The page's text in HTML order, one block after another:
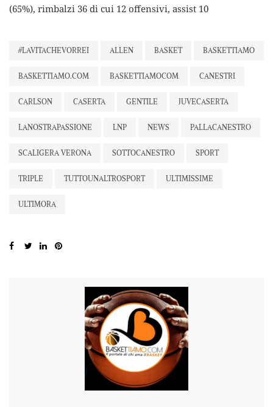
(65%), rimbalzi 36 di cui 12 offensivi, assist 10
#LAVITACHEVORREI ALLEN BASKET BASKETTIAMO
BASKETTIAMO.COM BASKETTIAMOCOM CANESTRI
CARLSON CASERTA GENTILE JUVECASERTA
LANOSTRAPASSIONE LNP NEWS PALLACANESTRO
SCALIGERA VERONA SOTTOCANESTRO SPORT
TRIPLE TUTTOUNALTROSPORT ULTIMISSIME
ULTIMORA